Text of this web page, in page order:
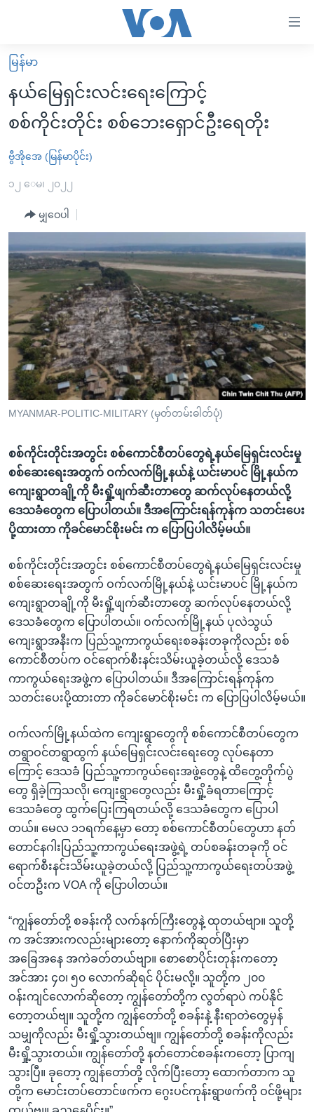
လွယ်ကူ
စေ
သည့်
များ
ပင်မ
ကြည့်
ရန်
ပင်မ
အ
ညွန်း
စာမျက်နှာ
ကျော်
ကြည့်
ရှာဖွေ
ရန်
နေရာ
သို့
ကျော်
မူလစာမျက်နှာ
မြန်မာ
ကမ္ဘာ့သတင်းများ
နိုင်ငံတကာ
အစ္စရေး-ပါလက်စတိုင်း
ဗွီဒီယို
အင်္ဂလိပ်စာလေ့လာမယ်
အမေရိကန်သုံးအီဒီယံ
မကြေးမုံရဲ့ အင်္ဂလိပ်စာ
ရုပ်ရှင်ထဲက အင်္ဂလိပ်စာ
သုတပဒေသာ အင်္ဂလိပ်စာ
အပတ်စဉ်ကဏ္ဍများ
ရေဒီယို
တီဗွီ
ရေဒီယိုနှင့်ရုပ်သံ အချက်အလက်များ
ရေဒီယို/တီဗွီအစီအစဉ်
Learning English
ဗွီအိုအေ လူမှုကွန်ယက်များ
ဘာသာစကားများ
မြန်မာ
နယ်မြေရှင်းလင်းရေးကြောင့်
စစ်ကိုင်းတိုင်း စစ်ဘေးရှောင်ဦးရေတိုး
ဗွီအိုအေ (မြန်မာပိုင်း)
၁၂ ေမ၊ ၂၀၂၂
မျှဝေပါ
MYANMAR-POLITIC-MILITARY (မှတ်တမ်းဓါတ်ပုံ)
စစ်ကိုင်းတိုင်းအတွင်း စစ်ကောင်စီတပ်တွေရဲ့နယ်မြေရှင်းလင်းမှု
စစ်ဆေးရေးအတွက် ဝက်လက်မြို့နယ်နဲ့ ယင်းမာပင် မြို့နယ်က
ကျေးရွာတချို့ကို မီးရှို့ဖျက်ဆီးတာတွေ ဆက်လုပ်နေတယ်လို့
ဒေသခံတွေက ပြောပါတယ်။ ဒီအကြောင်းရန်ကုန်က သတင်းပေး
ပို့ထားတာ ကိုခင်မောင်စိုးမင်း က ပြောပြပါလိမ့်မယ်။
စစ်ကိုင်းတိုင်းအတွင်း စစ်ကောင်စီတပ်တွေရဲ့နယ်မြေရှင်းလင်းမှု
စစ်ဆေးရေးအတွက် ဝက်လက်မြို့နယ်နဲ့ ယင်းမာပင် မြို့နယ်က
ကျေးရွာတချို့ကို မီးရှို့ဖျက်ဆီးတာတွေ ဆက်လုပ်နေတယ်လို့
ဒေသခံတွေက ပြောပါတယ်။ ဝက်လက်မြို့နယ် ပုလဲသွယ်
ကျေးရွာအနီးက ပြည်သူ့ကာကွယ်ရေးစခန်းတခုကိုလည်း စစ်
ကောင်စီတပ်က ဝင်ရောက်စီးနင်းသိမ်းယူခဲ့တယ်လို့ ဒေသခံ
ကာကွယ်ရေးအဖွဲ့က ပြောပါတယ်။ ဒီအကြောင်းရန်ကုန်က
သတင်းပေးပို့ထားတာ ကိုခင်မောင်စိုးမင်း က ပြောပြပါလိမ့်မယ်။
ဝက်လက်မြို့နယ်ထဲက ကျေးရွာတွေကို စစ်ကောင်စီတပ်တွေက
တရွာဝင်တရွာထွက် နယ်မြေရှင်းလင်းရေးတွေ လုပ်နေတာ
ကြောင့် ဒေသခံ ပြည်သူ့ကာကွယ်ရေးအဖွဲ့တွေနဲ့ ထိတွေ့တိုက်ပွဲ
တွေ ရှိခဲ့ကြသလို၊ ကျေးရွာတွေလည်း မီးရှို့ခံရတာကြောင့်
ဒေသခံတွေ ထွက်ပြေးကြရတယ်လို့ ဒေသခံတွေက ပြောပါ
တယ်။ မေလ ၁၁ရက်နေ့မှာ တော့ စစ်ကောင်စီတပ်တွေဟာ နတ်
တောင်နဂါးပြည်သူ့ကာကွယ်ရေးအဖွဲ့ရဲ့ တပ်စခန်းတခုကို ဝင်
ရောက်စီးနင်းသိမ်းယူခဲ့တယ်လို့ ပြည်သူ့ကာကွယ်ရေးတပ်အဖွဲ့
ဝင်တဦးက VOA ကို ပြောပါတယ်။
“ကျွန်တော်တို့ စခန်းကို လက်နက်ကြီးတွေနဲ့ ထုတယ်ဗျာ။ သူတို့
က အင်အားကလည်းများတော့ နောက်ကိုဆုတ်ပြီးမှာ
အခြေအနေ အကဲခတ်တယ်ဗျာ။ စောစောပိုင်းတုန်းကတော့
အင်အား ၄၀၊ ၅၀ လောက်ဆိုရင် ပိုင်းမလို့။ သူတို့က ၂၀၀
ဝန်းကျင်လောက်ဆိုတော့ ကျွန်တော်တို့က လွတ်ရာပဲ ကပ်နိုင်
တော့တယ်ဗျ။ သူတို့က ကျွန်တော်တို့ စခန်းနဲ့ နီးရာတဲတွေမှန်
သမျှကိုလည်း မီးရှို့သွားတယ်ဗျ။ ကျွန်တော်တို့ စခန်းကိုလည်း
မီးရှို့သွားတယ်။ ကျွန်တော်တို့ နတ်တောင်စခန်းကတော့ ပြာကျ
သွားပြီ။ ခုတော့ ကျွန်တော်တို့ လိုက်ပြီးတော့ ထောက်တာက သူ
တို့က မောင်းတပ်တောင်ဖက်က ဂွေးပင်ကုန်းရွာဖက်ကို ဝင်ဖို့များ